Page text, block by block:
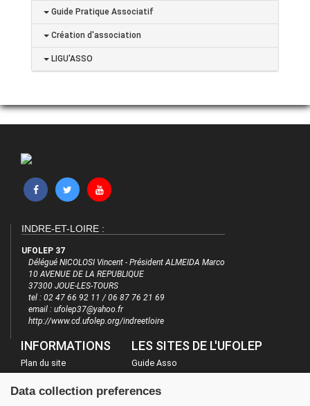
Guide Pratique Associatif
Création d'association
LIGU'ASSO
INDRE-ET-LOIRE :
UFOLEP 37
Délégué NICOLOSI Vincent - Président ALMEIDA Marco
10 AVENUE DE LA REPUBLIQUE
37300 JOUE-LES-TOURS
tel : 02 47 66 92 11 / 06 87 76 21 69
email : ufolep37@yahoo.fr
http://www.cd.ufolep.org/indreetloire
INFORMATIONS
Plan du site
Mentions légales
LES SITES DE L'UFOLEP
Guide Asso
Inscriptions évènements
Data collection preferences